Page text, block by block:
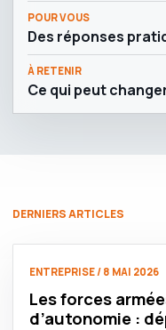
POUR VOUS
Des réponses
À RETENIR
Ce qui peut
DERNIERS ARTICLES
ENTREPRISE / 8 MAI 2026
Les forces
d’autonomie :